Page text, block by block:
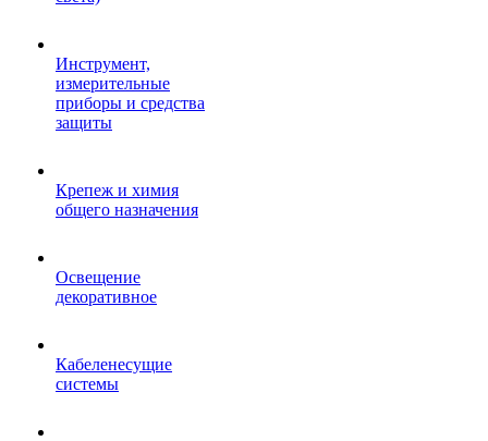
Инструмент,
измерительные
приборы и средства
защиты
Крепеж и химия
общего назначения
Освещение
декоративное
Кабеленесущие
системы